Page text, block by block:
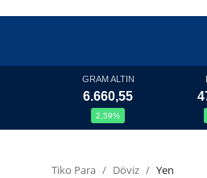
GRAM ALTIN
6.660,55
2,59%
Tiko Para Döviz Yen